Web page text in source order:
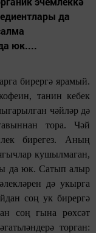
да
юк....
бирергә ярамый.
танин кебек
чәйләр дә
тора. Чәй
бирегез. Аның
кушылмаган,
да юк. Сатып алыр
дә укырга
соң ук бирергә
соң гына рөхсәт
торган: